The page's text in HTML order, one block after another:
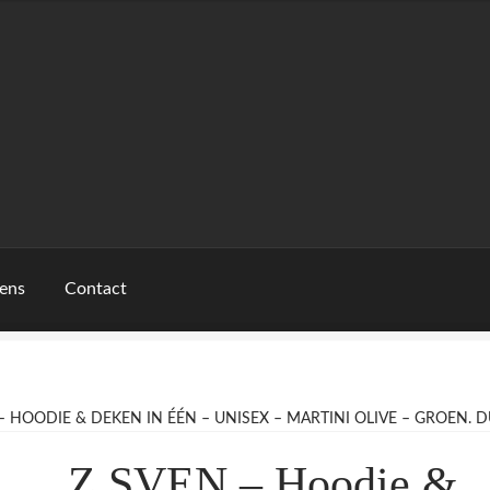
Contact
HOODIE & DEKEN IN ÉÉN – UNISEX – MARTINI OLIVE – GROEN.